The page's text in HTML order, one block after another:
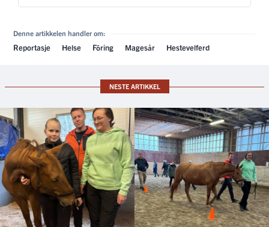
Denne artikkelen handler om:
Reportasje Helse Fôring Magesår Hestevelferd
NESTE ARTIKKEL